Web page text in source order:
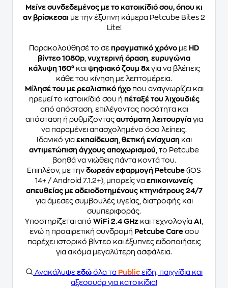
Μείνε συνδεδεμένος με το κατοικίδιό σου, όπου κι
αν βρίσκεσαι με την έξυπνη κάμερα Petcube Bites 2
Lite!
Παρακολούθησέ το σε πραγματικό χρόνο με HD
βίντεο 1080p νυχτερινή όραση ευρυγώνια
κάλυψη 160°και ψηφιακό ζουμ 8xγια να βλέπεις
κάθε του κίνηση με λεπτομέρεια.
Μίλησέ του με ρεαλιστικό ήχοπου αναγνωρίζει και
ηρεμεί το κατοικίδιό σου ή πέταξέ του λιχουδιές
από απόσταση, επιλέγοντας ποσότητα και
απόσταση ή ρυθμίζοντας αυτόματη λειτουργίαγια
να παραμένει απασχολημένο όσο λείπεις.
Ιδανικό για εκπαίδευση, θετική ενίσχυσηκαι
αντιμετώπιση άγχους αποχωρισμού , το Petcube
βοηθά να νιώθεις πάντα κοντά του.
Επιπλέον, με την δωρεάν εφαρμογή Petcube (iOS
14+ / Android 7.1.2+), μπορείς να επικοινωνείς
απευθείας με αδειοδοτημένους κτηνιάτρους 24/7
για άμεσες συμβουλές υγείας, διατροφής και
συμπεριφοράς.
Υποστηρίζεται από WiFi 2.4 GHz και τεχνολογία AI
ενώ η προαιρετική συνδρομή Petcube Careσου
παρέχει ιστορικό βίντεο και έξυπνες ειδοποιήσεις
για ακόμα μεγαλύτερη ασφάλεια.
Ανακάλυψε εδώ όλα τα Public είδη, παιχνίδια και
αξεσουάρ για κατοικίδια!